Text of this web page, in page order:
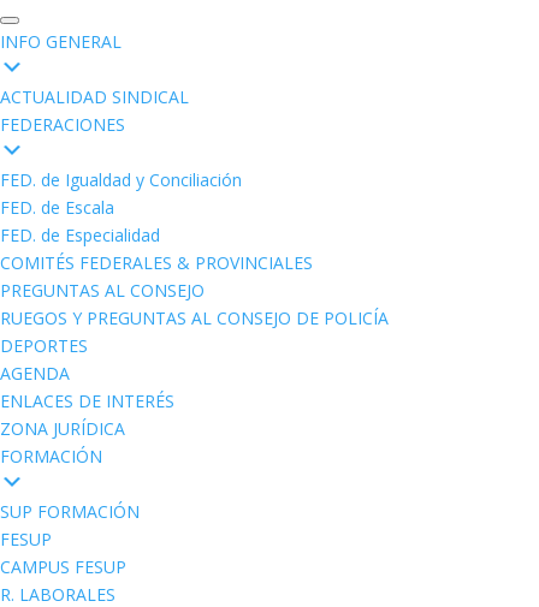
INFO GENERAL
ACTUALIDAD SINDICAL
FEDERACIONES
FED. de Igualdad y Conciliación
FED. de Escala
FED. de Especialidad
COMITÉS FEDERALES & PROVINCIALES
PREGUNTAS AL CONSEJO
RUEGOS Y PREGUNTAS AL CONSEJO DE POLICÍA
DEPORTES
AGENDA
ENLACES DE INTERÉS
ZONA JURÍDICA
FORMACIÓN
SUP FORMACIÓN
FESUP
CAMPUS FESUP
R. LABORALES